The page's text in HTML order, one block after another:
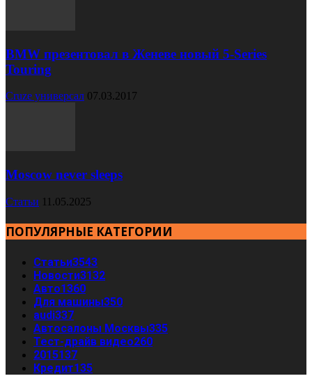
BMW презентовал в Женеве новый 5-Series
Touring
Cruze универсал 07.03.2017
Moscow never sleeps
Статьи 11.05.2025
ПОПУЛЯРНЫЕ КАТЕГОРИИ
Статьи3543
Новости3132
Авто1360
Для машины350
audi337
Автосалоны Москвы335
Тест-драйв видео260
2015137
Кредит135